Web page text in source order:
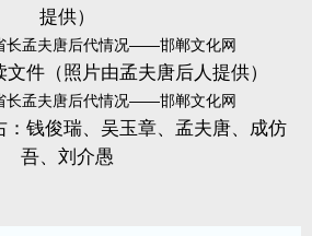
提供）
件（照片由孟夫唐后人提供）
：钱俊瑞、吴玉章、孟夫唐、成仿
吾、刘介愚